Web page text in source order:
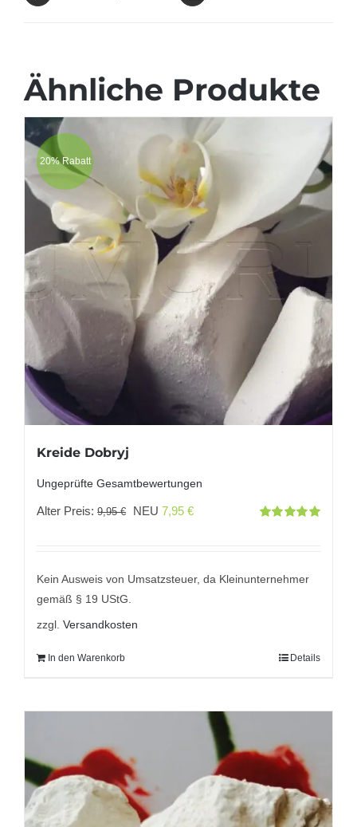
Ähnliche Produkte
20% Rabatt
Kreide Dobryj
Ungeprüfte Gesamtbewertungen
Alter Preis: 9,95€
Ursprünglicher
9,95 €
NEU 7,95 €Aktueller
7,95 €.
Kein Ausweis von Umsatzsteuer, da Kleinunternehmer
gemäß § 19 UStG.
zzgl. Versandkosten
In den Warenkorb Details